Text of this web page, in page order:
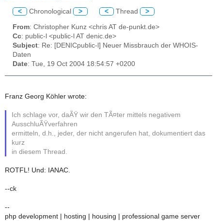
< Chronological > < Thread >
From: Christopher Kunz <chris AT de-punkt.de>
Cc: public-l <public-l AT denic.de>
Subject: Re: [DENICpublic-l] Neuer Missbrauch der WHOIS-
Daten
Date: Tue, 19 Oct 2004 18:54:57 +0200
Franz Georg Köhler wrote:
Ich schlage vor, daÃŸ wir den TÃ¤ter mittels negativem
AusschluÃŸverfahren
ermitteln, d.h., jeder, der nicht angerufen hat, dokumentiert das
kurz
in diesem Thread.
ROTFL! Und: IANAC.
--ck
--
php development | hosting | housing | professional game server